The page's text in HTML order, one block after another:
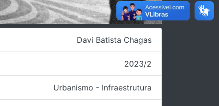
Davi Batista Chagas
2023/2
Urbanismo - Infraestrutura